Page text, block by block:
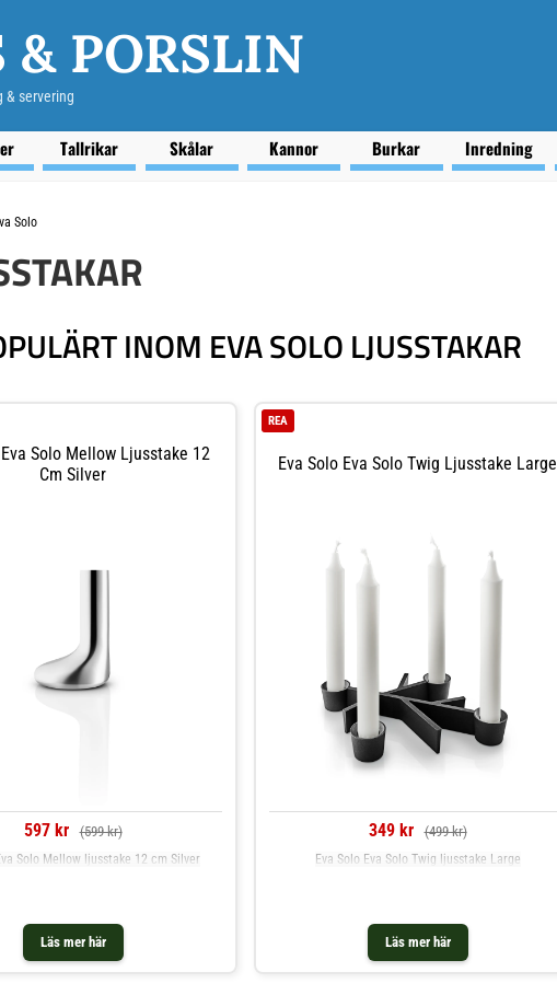
& PORSLIN
& servering
Tallrikar Skålar Kannor Burkar Inredning
Solo
INOM EVA SOLO LJUSSTAKAR
Solo Mellow Ljusstake 12
Cm Silver
597 kr (599 kr)
Läs mer här
Solo Mellow ljusstake 12 cm Silver
Eva Solo Eva Solo Twig Ljusstake Large
REA
349 kr (499 kr)
Läs mer här
Eva Solo Eva Solo Twig ljusstake Large